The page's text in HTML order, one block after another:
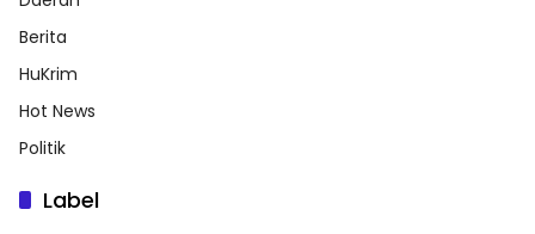
Berita
HuKrim
Hot News
Politik
Label